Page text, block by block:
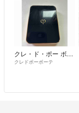
クレ・ド・ポー ボーテ
クレドポーボーテ